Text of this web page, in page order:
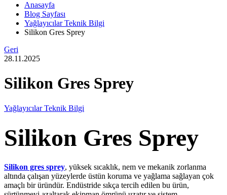
Anasayfa
Blog Sayfası
Yağlayıcılar Teknik Bilgi
Silikon Gres Sprey
Geri
28.11.2025
Silikon Gres Sprey
Yağlayıcılar Teknik Bilgi
Silikon Gres Sprey
Silikon gres sprey, yüksek sıcaklık, nem ve mekanik zorlanma
altında çalışan yüzeylerde üstün koruma ve yağlama sağlayan çok
amaçlı bir üründür. Endüstride sıkça tercih edilen bu ürün,